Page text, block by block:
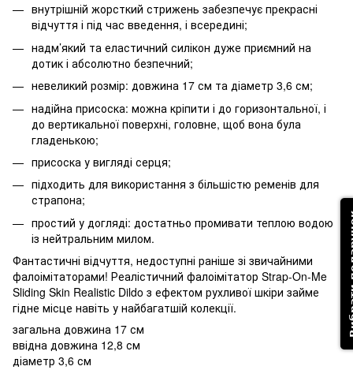
внутрішній жорсткий стрижень забезпечує прекрасні
відчуття і під час введення, і всередині;
надм’який та еластичний силікон дуже приємний на
дотик і абсолютно безпечний;
невеликий розмір: довжина 17 см та діаметр 3,6 см;
надійна присоска: можна кріпити і до горизонтальної, і
до вертикальної поверхні, головне, щоб вона була
гладенькою;
присоска у вигляді серця;
підходить для використання з більшістю ременів для
страпона;
простий у догляді: достатньо промивати теплою водою
із нейтральним милом.
Фантастичні відчуття, недоступні раніше зі звичайними
фалоімітаторами! Реалістичний фалоімітатор Strap-On-Me
Sliding Skin Realistic Dildo з ефектом рухливої шкіри займе
гідне місце навіть у найбагатшій колекції.
загальна довжина 17 см
ввідна довжина 12,8 см
діаметр 3,6 см